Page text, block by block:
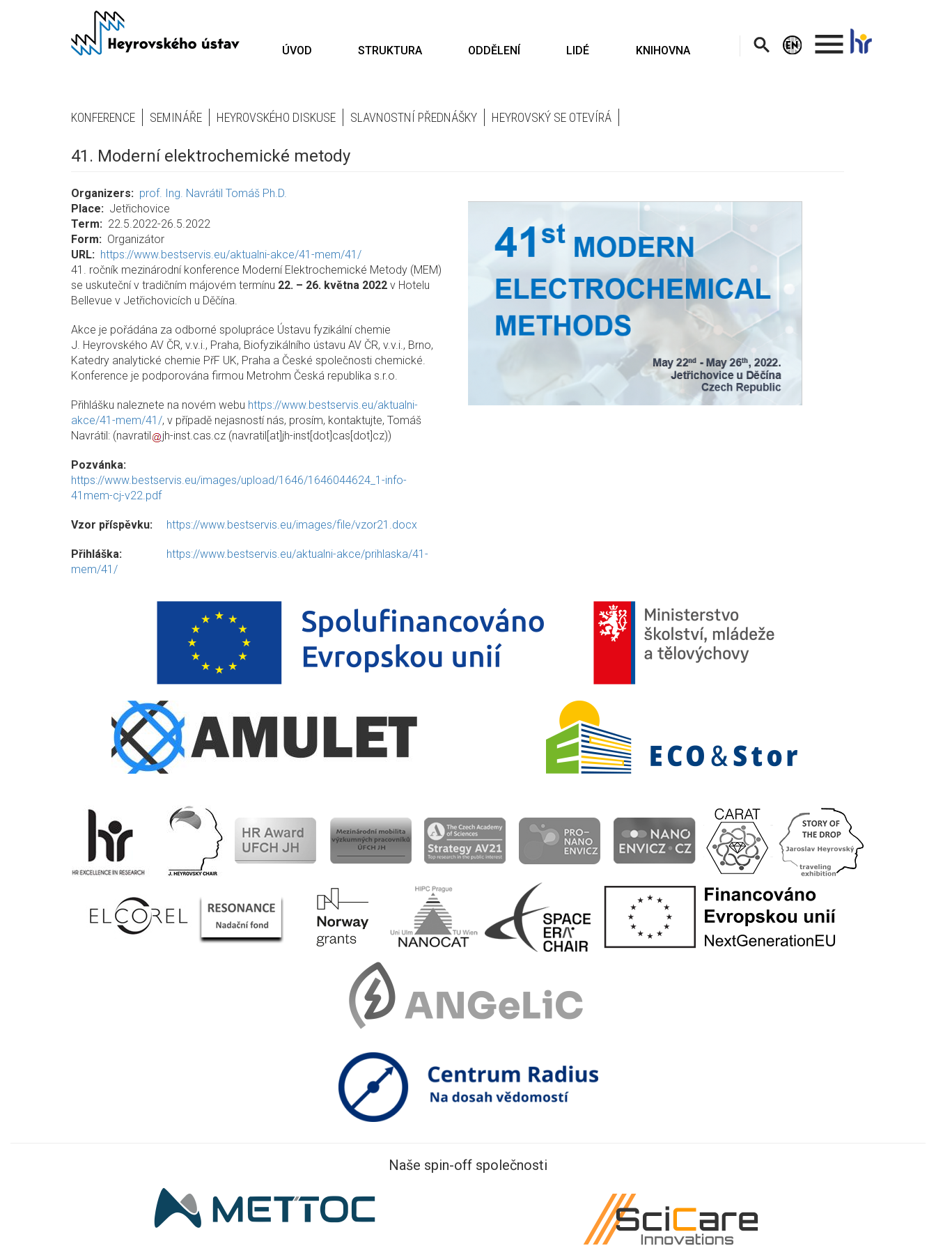
ÚVOD STRUKTURA ODDĚLENÍ LIDÉ KNIHOVNA
.
KONFERENCE SEMINÁŘE HEYROVSKÉHO DISKUSE SLAVNOSTNÍ PŘEDNÁŠKY HEYROVSKÝ SE OTEVÍRÁ
41. Moderní elektrochemické metody
Organizers
prof. Ing. Navrátil Tomáš Ph.D.
Place
Jetřichovice
Term
22.5.2022-26.5.2022
Form
Organizátor
URL
https://www.bestservis.eu/aktualni-akce/41-mem/41/
41. ročník mezinárodní konference Moderní Elektrochemické Metody (MEM)
se uskuteční v tradičním májovém termínu 22. – 26. května 2022 v Hotelu
Bellevue v Jetřichovicích u Děčína.
Akce je pořádána za odborné spolupráce Ústavu fyzikální chemie
J. Heyrovského AV ČR, v.v.i., Praha, Biofyzikálního ústavu AV ČR, v.v.i., Brno,
Katedry analytické chemie PřF UK, Praha a České společnosti chemické.
Konference je podporována firmou Metrohm Česká republika s.r.o.
Přihlášku naleznete na novém webu https://www.bestservis.eu/aktualni-
akce/41-mem/41/, v případě nejasností nás, prosím, kontaktujte, Tomáš
Navrátil: (navratil jh-inst.cas.cz (navratil[at]jh-inst[dot]cas[dot]cz))
Pozvánka:
https://www.bestservis.eu/images/upload/1646/1646044624_1-info-
41mem-cj-v22.pdf
Vzor příspěvku: https://www.bestservis.eu/images/file/vzor21.docx
Přihláška:
https://www.bestservis.eu/aktualni-akce/prihlaska/41-
mem/41/
Naše spin-off společnosti